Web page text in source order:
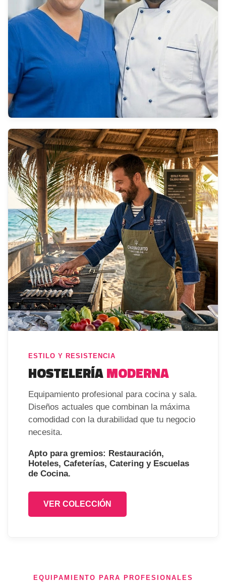
ESTILO Y RESISTENCIA
HOSTELERÍAMODERNA
Equipamiento profesional para cocina y sala.
Diseños actuales que combinan la máxima
comodidad con la durabilidad que tu negocio
necesita.
Apto para gremios: Restauración,
Hoteles, Cafeterías, Catering y Escuelas
de Cocina.
VER COLECCIÓN
EQUIPAMIENTO PARA PROFESIONALES